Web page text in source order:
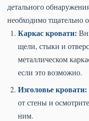
детального
необходимо тщательно
Каркас кровати:
щели, стыки и
металлическом
если это возможно.
Изголовье кровати:
от стены и
ним.